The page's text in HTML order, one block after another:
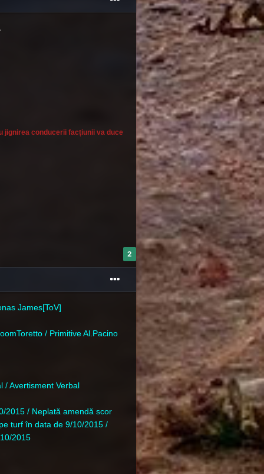
jignirea conducerii facțiunii va duce
2
James[ToV]
/ Primitive Al.Pacino
/ Avertisment Verbal
2015 / Neplată amendă scor
turf în data de 9/10/2015 /
2015